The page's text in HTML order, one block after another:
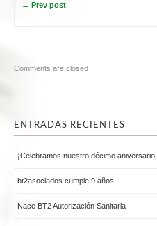
← Prev post
Comments are closed
ENTRADAS RECIENTES
¡Celebramos nuestro décimo aniversario!
bt2asociados cumple 9 años
Nace BT2 Autorización Sanitaria